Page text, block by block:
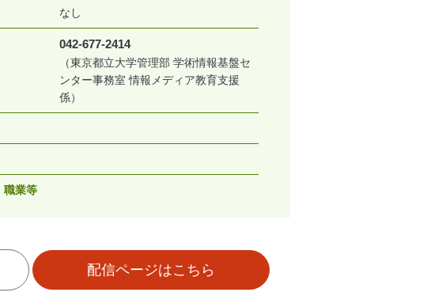
なし
042-677-2414
（東京都立大学管理部 学術情報基盤セ
ンター事務室 情報メディア教育支援
係）
職業等
配信ページはこちら